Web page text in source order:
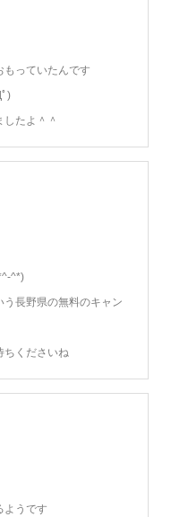
もっていたんです
)
たよ＾＾
^*)
長野県の無料のキャン
ちくださいね
ようです